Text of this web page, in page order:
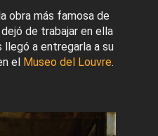
obra más famosa de
de trabajar en ella
llegó a entregarla a su
el Museo del Louvre.